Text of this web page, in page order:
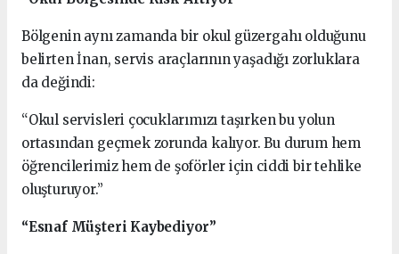
Bölgenin aynı zamanda bir okul güzergahı olduğunu
belirten İnan, servis araçlarının yaşadığı zorluklara
da değindi:
“Okul servisleri çocuklarımızı taşırken bu yolun
ortasından geçmek zorunda kalıyor. Bu durum hem
öğrencilerimiz hem de şoförler için ciddi bir tehlike
oluşturuyor.”
“Esnaf Müşteri Kaybediyor”